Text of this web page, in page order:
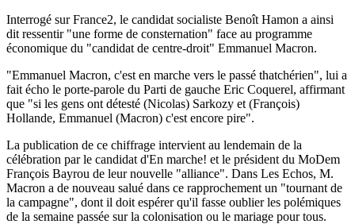
Interrogé sur France2, le candidat socialiste Benoît Hamon a ainsi
dit ressentir "une forme de consternation" face au programme
économique du "candidat de centre-droit" Emmanuel Macron.
"Emmanuel Macron, c'est en marche vers le passé thatchérien", lui a
fait écho le porte-parole du Parti de gauche Eric Coquerel, affirmant
que "si les gens ont détesté (Nicolas) Sarkozy et (François)
Hollande, Emmanuel (Macron) c'est encore pire".
La publication de ce chiffrage intervient au lendemain de la
célébration par le candidat d'En marche! et le président du MoDem
François Bayrou de leur nouvelle "alliance". Dans Les Echos, M.
Macron a de nouveau salué dans ce rapprochement un "tournant de
la campagne", dont il doit espérer qu'il fasse oublier les polémiques
de la semaine passée sur la colonisation ou le mariage pour tous.